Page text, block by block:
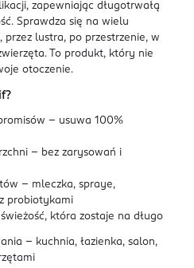
zapewniając długotrwałą
Sprawdza się na wielu
lustra, po przestrzenie, w
To produkt, który nie
otoczenie.
– usuwa 100%
– bez zarysowań i
– mleczka, spraye,
probiotykami
która zostaje na długo
– kuchnia, łazienka, salon,